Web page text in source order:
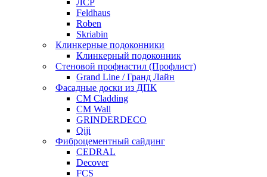
ЛСР
Feldhaus
Roben
Skriabin
Клинкерные подоконники
Клинкерный подоконник
Стеновой профнастил (Профлист)
Grand Line / Гранд Лайн
Фасадные доски из ДПК
CM Cladding
CM Wall
GRINDERDECO
Qiji
Фиброцементный сайдинг
CEDRAL
Decover
FCS